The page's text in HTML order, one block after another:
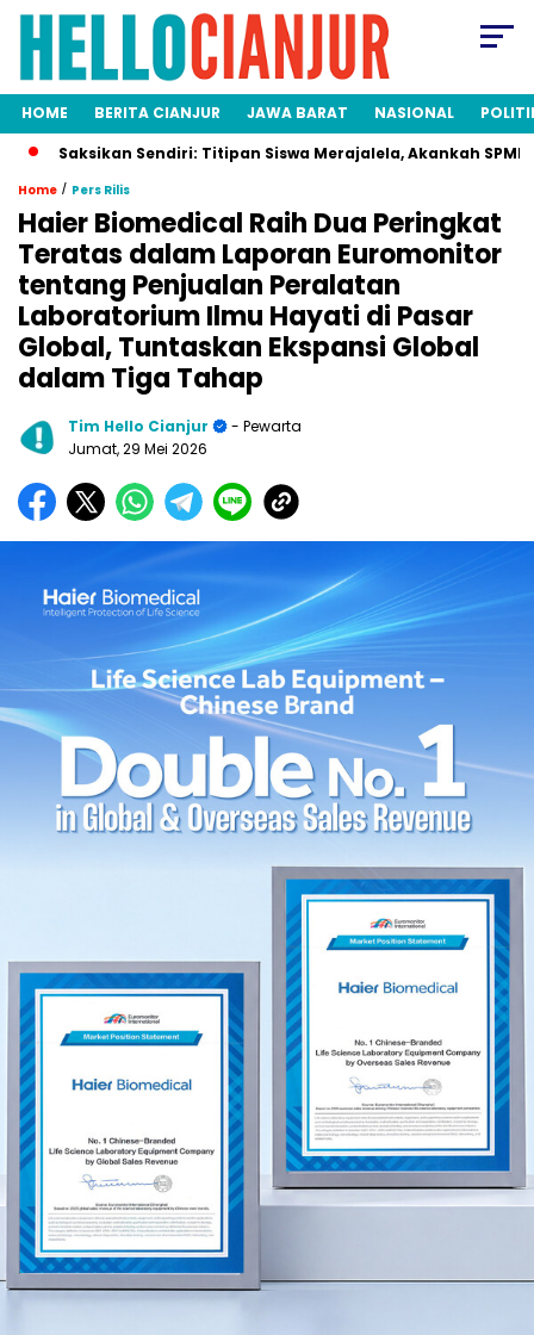
HOME BERITA CIANJUR JAWA BARAT NASIONAL
Sendiri: Titipan Siswa Merajalela, Akankah SPMB Adil
Home / Pers Rilis
Haier Biomedical Raih Dua Peringkat
Teratas dalam Laporan Euromonitor
tentang Penjualan Peralatan
Laboratorium Ilmu Hayati di Pasar
Global, Tuntaskan Ekspansi Global
dalam Tiga Tahap
Tim Hello Cianjur
- Pewarta
Jumat, 29 Mei 2026